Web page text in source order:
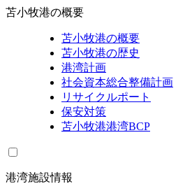
苫小牧港の概要
苫小牧港の概要
苫小牧港の歴史
港湾計画
社会資本総合整備計画
リサイクルポート
保安対策
苫小牧港港湾BCP
港湾施設情報